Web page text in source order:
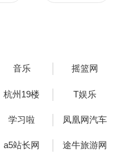
音乐 摇篮网
杭州19楼 T娱乐
学习啦 凤凰网汽车
a5站长网 途牛旅游网